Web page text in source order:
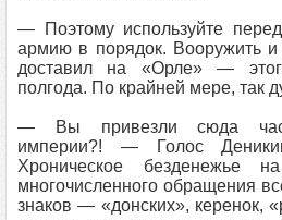
— Поэтому используйте
армию в порядок. Вооружить и
доставил на «Орле» —
полгода. По крайней мере, так
— Вы привезли сюда
империи?! — Голос
Хроническое безденежье
многочисленного обращения
знаков — «донских», керенок,